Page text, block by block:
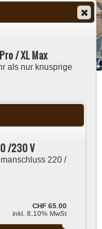
/ XL Max
als nur knusprige
/230 V
220 /
CHF 65.00
inkl. 8.10% MwSt